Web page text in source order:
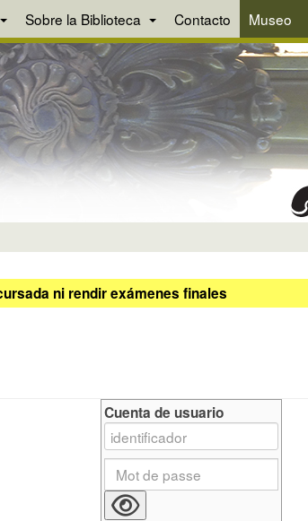
Sobre la Biblioteca Contacto Museo
ni rendir exámenes finales
Cuenta de usuario